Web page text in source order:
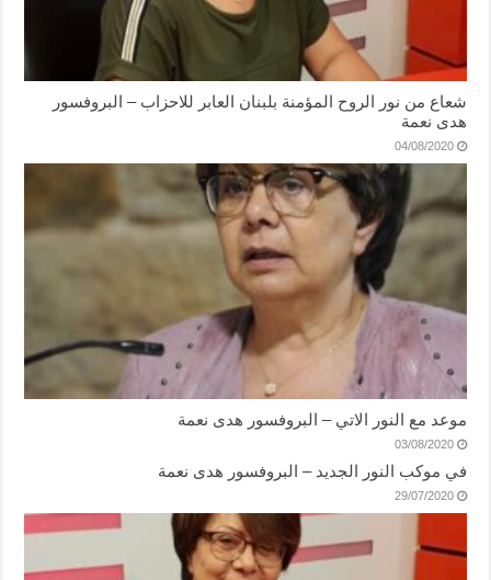
شعاع من نور الروح المؤمنة بلبنان العابر للاحزاب – البروفسور
هدى نعمة
04/08/2020
موعد مع النور الاتي – البروفسور هدى نعمة
03/08/2020
في موكب النور الجديد – البروفسور هدى نعمة
29/07/2020